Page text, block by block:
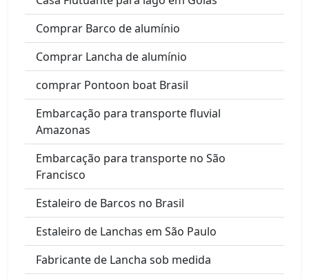
Comprar Barco de alumínio
Comprar Lancha de alumínio
comprar Pontoon boat Brasil
Embarcação para transporte fluvial
Amazonas
Embarcação para transporte no São
Francisco
Estaleiro de Barcos no Brasil
Estaleiro de Lanchas em São Paulo
Fabricante de Lancha sob medida